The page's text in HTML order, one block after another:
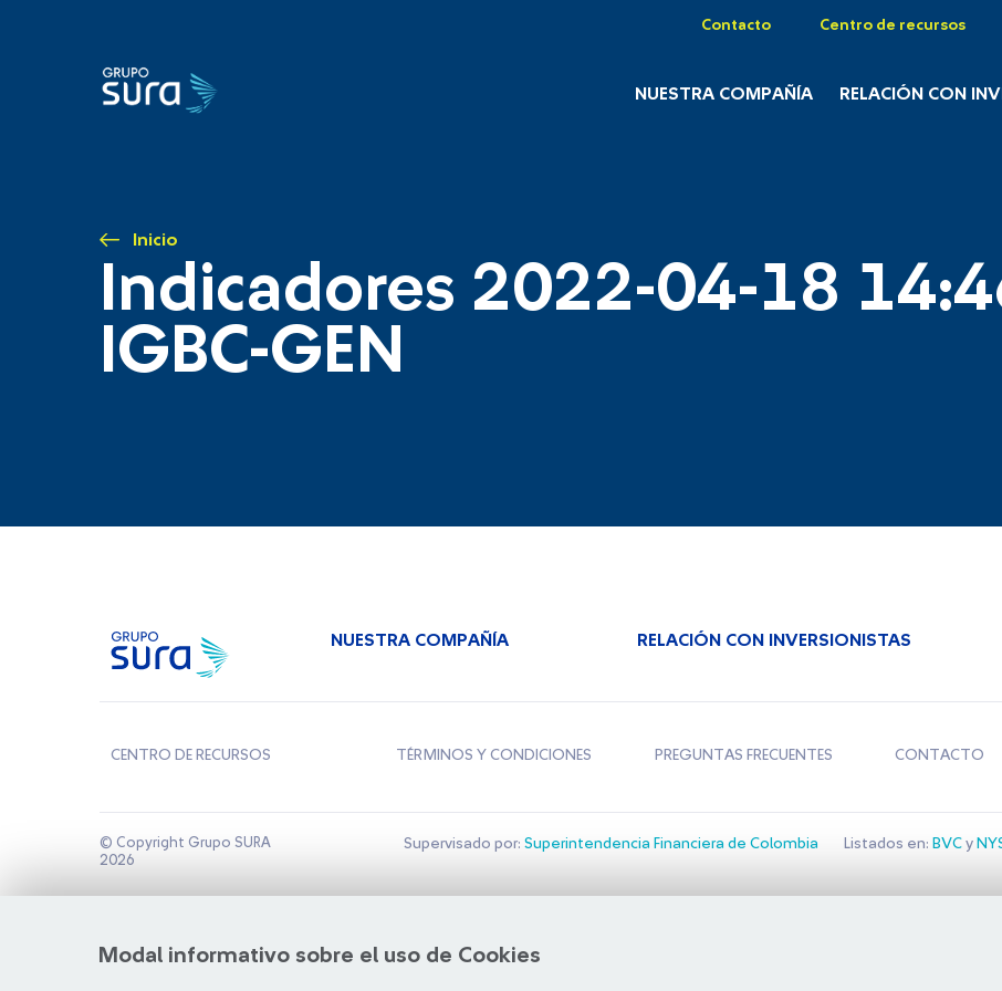
Contacto Centro de recursos
NUESTRA COMPAÑÍA RELACIÓN CON
Inicio
Indicadores 2022-04-18
IGBC-GEN
Modal informativo sobre el uso de Cookies
NUESTRA COMPAÑÍA RELACIÓN CON INVERSIONISTAS
CENTRO DE RECURSOS TÉRMINOS Y CONDICIONES PREGUNTAS FRECUENTES CONTACTO
© Copyright Grupo SURA
2026
Supervisado por: Superintendencia Financiera de Colombia Listados en: BVCy